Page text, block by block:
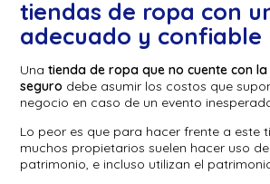
tiendas de ropa con
adecuado y confiable
Unatienda de ropa que no cuente con
seguro debe asumir los costos que
negocio en caso de un evento
Lo peor es que para hacer frente a este
muchos propietarios suelen hacer uso
patrimonio, e incluso utilizan el